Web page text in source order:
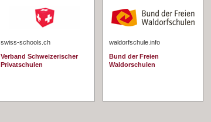
swiss-schools.ch
Verband Schweizerischer
Privatschulen
waldorfschule.info
Bund der Freien
Waldorschulen